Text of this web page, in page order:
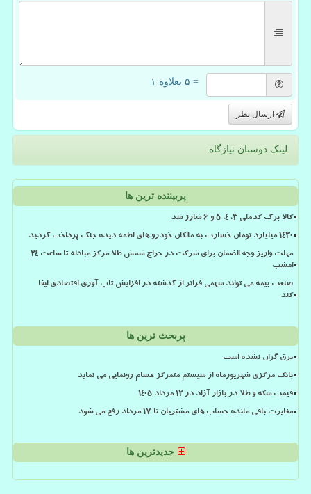
= ۵ بعلاوه ۱
ارسال نظر
لینک دوستان نیازگاه
پربیننده ترین ها
کالا برگ کدملی 3، 4، 5 و 6 شارژ شد
۱۴۳۰ میلیارد تومان خسارت به مالکان خودرو های لطمه دیده جنگ پرداخت گردید
مهلت واریز وجه الضمان برای شرکت در حراج شمش طلا مرکز مبادله تا ساعت ۲۴
امشب
صنعت بیمه می تواند سهمی فراتر از گذشته در افزایش تاب آوری اقتصادی ایفا
کند
پربحث ترین ها
برق گران نشده است
بانک مرکزی شهریورماه از سیستم متمرکز حسام رونمایی می نماید
قیمت سکه و طلا در بازار آزاد در ۱۲ مرداد ۱۴۰۵
مغایرت باقی مانده حساب های مشتریان تا 17 مرداد رفع می شود
جدیدترین ها